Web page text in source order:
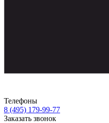
Телефоны
8 (495) 179-99-77
Заказать звонок